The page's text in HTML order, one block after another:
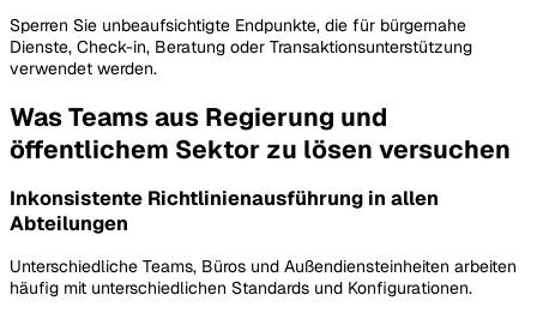
Sperren Sie unbeaufsichtigte Endpunkte, die für bürgernahe
Dienste, Check-in, Beratung oder Transaktionsunterstützung
verwendet werden.
Was Teams aus Regierung und
öffentlichem Sektor zu lösen versuchen
Inkonsistente Richtlinienausführung in allen
Abteilungen
Unterschiedliche Teams, Büros und Außendiensteinheiten arbeiten
häufig mit unterschiedlichen Standards und Konfigurationen.